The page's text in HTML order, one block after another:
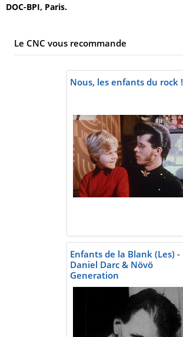
DOC-BPI, Paris.
Le CNC vous recommande
Nous, les enfants du rock !
Enfants de la Blank (Les) -
Daniel Darc & Növö
Generation